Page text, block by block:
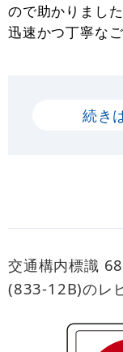
ので助かりました
迅速かつ丁寧な
続き
交通構内標識
(833-12B)のレ